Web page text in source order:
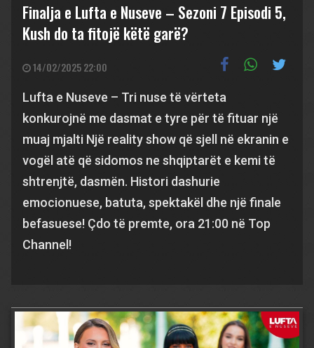
Finalja e Lufta e Nuseve – Sezoni 7 Episodi 5,
Kush do ta fitojë këtë garë?
14/02/2025 22:00
Lufta e Nuseve – Tri nuse të vërteta
konkurojnë me dasmat e tyre për të fituar një
muaj mjalti Një reality show që sjell në ekranin e
vogël atë që sidomos ne shqiptarët e kemi të
shtrenjtë, dasmën. Histori dashurie
emocionuese, batuta, spektakël dhe një finale
befasuese! Çdo të premte, ora 21:00 në Top
Channel!